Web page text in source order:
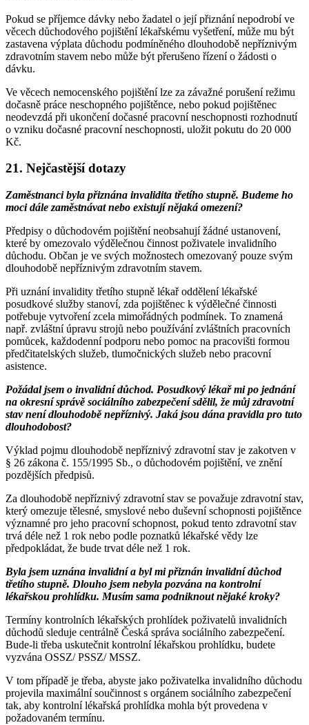
Pokud se příjemce dávky nebo žadatel o její přiznání nepodrobí ve
věcech důchodového pojištění lékařskému vyšetření, může mu být
zastavena výplata důchodu podmíněného dlouhodobě nepříznivým
zdravotním stavem nebo může být přerušeno řízení o žádosti o
dávku.
Ve věcech nemocenského pojištění lze za závažné porušení režimu
dočasně práce neschopného pojištěnce, nebo pokud pojištěnec
neodevzdá při ukončení dočasné pracovní neschopnosti rozhodnutí
o vzniku dočasné pracovní neschopnosti, uložit pokutu do 20 000
Kč.
21. Nejčastější dotazy
Zaměstnanci byla přiznána invalidita třetího stupně. Budeme ho
moci dále zaměstnávat nebo existují nějaká omezení?
Předpisy o důchodovém pojištění neobsahují žádné ustanovení,
které by omezovalo výdělečnou činnost poživatele invalidního
důchodu. Občan je ve svých možnostech omezovaný pouze svým
dlouhodobě nepříznivým zdravotním stavem.
Při uznání invalidity třetího stupně lékař oddělení lékařské
posudkové služby stanoví, zda pojištěnec k výdělečné činnosti
potřebuje vytvoření zcela mimořádných podmínek. To znamená
např. zvláštní úpravu strojů nebo používání zvláštních pracovních
pomůcek, každodenní podporu nebo pomoc na pracovišti formou
předčitatelských služeb, tlumočnických služeb nebo pracovní
asistence.
Požádal jsem o invalidní důchod. Posudkový lékař mi po jednání
na okresní správě sociálního zabezpečení sdělil, že můj zdravotní
stav není dlouhodobě nepříznivý. Jaká jsou dána pravidla pro tuto
dlouhodobost?
Výklad pojmu dlouhodobě nepříznivý zdravotní stav je zakotven v
§ 26 zákona č. 155/1995 Sb., o důchodovém pojištění, ve znění
pozdějších předpisů.
Za dlouhodobě nepříznivý zdravotní stav se považuje zdravotní stav,
který omezuje tělesné, smyslové nebo duševní schopnosti pojištěnce
významné pro jeho pracovní schopnost, pokud tento zdravotní stav
trvá déle než 1 rok nebo podle poznatků lékařské vědy lze
předpokládat, že bude trvat déle než 1 rok.
Byla jsem uznána invalidní a byl mi přiznán invalidní důchod
třetího stupně. Dlouho jsem nebyla pozvána na kontrolní
lékařskou prohlídku. Musím sama podniknout nějaké kroky?
Termíny kontrolních lékařských prohlídek poživatelů invalidních
důchodů sleduje centrálně Česká správa sociálního zabezpečení.
Bude-li třeba uskutečnit kontrolní lékařskou prohlídku, budete
vyzvána OSSZ/ PSSZ/ MSSZ.
V tom případě je třeba, abyste jako poživatelka invalidního důchodu
projevila maximální součinnost s orgánem sociálního zabezpečení
tak, aby kontrolní lékařská prohlídka mohla být provedena v
požadovaném termínu.